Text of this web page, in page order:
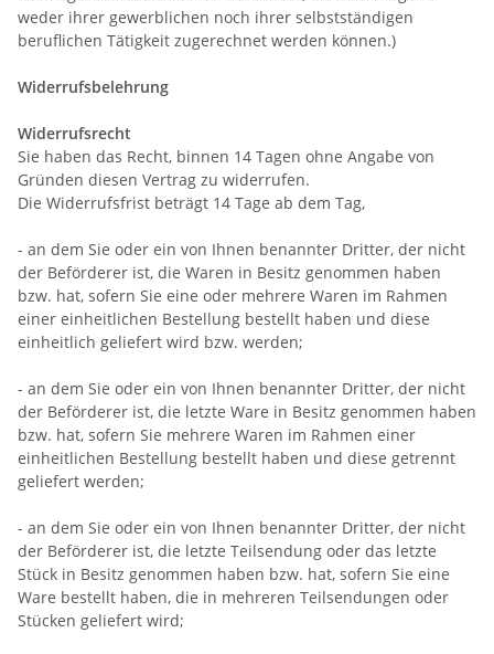
weder ihrer gewerblichen noch ihrer selbstständigen
beruflichen Tätigkeit zugerechnet werden können.)
Widerrufsbelehrung
Widerrufsrecht
Sie haben das Recht, binnen 14 Tagen ohne Angabe von
Gründen diesen Vertrag zu widerrufen.
Die Widerrufsfrist beträgt 14 Tage ab dem Tag,
- an dem Sie oder ein von Ihnen benannter Dritter, der nicht
der Beförderer ist, die Waren in Besitz genommen haben
bzw. hat, sofern Sie eine oder mehrere Waren im Rahmen
einer einheitlichen Bestellung bestellt haben und diese
einheitlich geliefert wird bzw. werden;
- an dem Sie oder ein von Ihnen benannter Dritter, der nicht
der Beförderer ist, die letzte Ware in Besitz genommen haben
bzw. hat, sofern Sie mehrere Waren im Rahmen einer
einheitlichen Bestellung bestellt haben und diese getrennt
geliefert werden;
- an dem Sie oder ein von Ihnen benannter Dritter, der nicht
der Beförderer ist, die letzte Teilsendung oder das letzte
Stück in Besitz genommen haben bzw. hat, sofern Sie eine
Ware bestellt haben, die in mehreren Teilsendungen oder
Stücken geliefert wird;